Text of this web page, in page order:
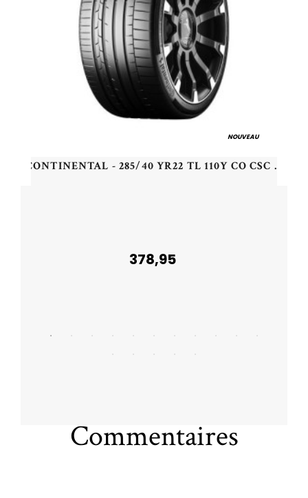
NOUVEAU
CONTINENTAL - 285/40 YR22 TL 110Y CO CSC 6 AO XL FR - 2854022 - CAB
378,95
Commentaires